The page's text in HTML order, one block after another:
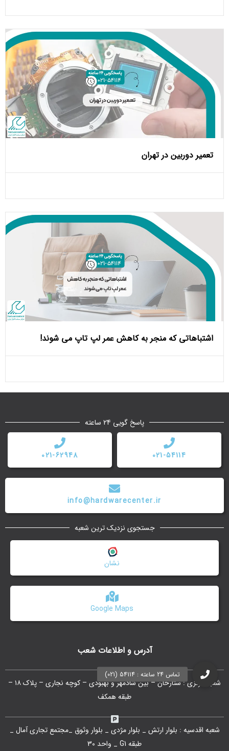
تعمیر دوربین در تهران
اشتباهاتی که منجر به کاهش عمر لپ تاپ می ‌شوند!
آدرس و اطلاعات شعب
شعبه مرکزی : ستارخان – بین شادمهر و بهبودی – کوچه نجاری – پلاک ۱۸ –
طبقه همکف
شعبه اقدسیه : بلوار ارتش _ بلوار مژدی _ بلوار وثوق _مجتمع تجاری آمال _
طبقه G1 _ واحد 30
پاسخ گویی 24 ساعته
021-54114
021-62948
info@hardwarecenter.ir
جستجوی نزدیک ترین شعبه
Google Maps
نشان